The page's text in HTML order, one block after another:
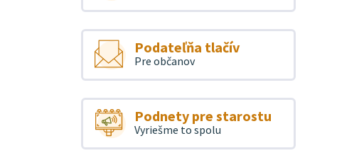
Podateľňa tlačív
Pre občanov
Podnety pre starostu
Vyriešme to spolu